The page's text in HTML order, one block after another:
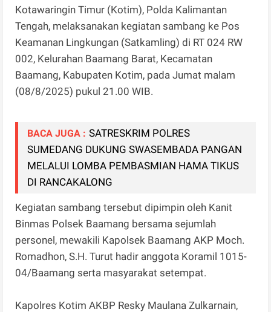
Kotawaringin Timur (Kotim), Polda Kalimantan
Tengah, melaksanakan kegiatan sambang ke Pos
Keamanan Lingkungan (Satkamling) di RT 024 RW
002, Kelurahan Baamang Barat, Kecamatan
Baamang, Kabupaten Kotim, pada Jumat malam
(08/8/2025) pukul 21.00 WIB.
BACA JUGA : SATRESKRIM POLRES
SUMEDANG DUKUNG SWASEMBADA PANGAN
MELALUI LOMBA PEMBASMIAN HAMA TIKUS
DI RANCAKALONG
Kegiatan sambang tersebut dipimpin oleh Kanit
Binmas Polsek Baamang bersama sejumlah
personel, mewakili Kapolsek Baamang AKP Moch.
Romadhon, S.H. Turut hadir anggota Koramil 1015-
04/Baamang serta masyarakat setempat.
Kapolres Kotim AKBP Resky Maulana Zulkarnain,